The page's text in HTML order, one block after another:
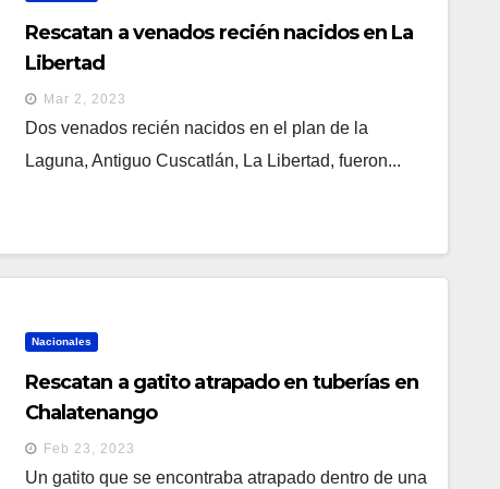
Rescatan a venados recién nacidos en La
Libertad
Mar 2, 2023
Dos venados recién nacidos en el plan de la
Laguna, Antiguo Cuscatlán, La Libertad, fueron...
Nacionales
Rescatan a gatito atrapado en tuberías en
Chalatenango
Feb 23, 2023
Un gatito que se encontraba atrapado dentro de una